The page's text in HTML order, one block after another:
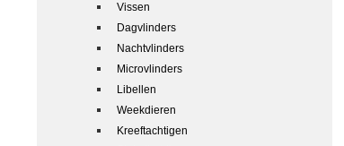
Vissen
Dagvlinders
Nachtvlinders
Microvlinders
Libellen
Weekdieren
Kreeftachtigen